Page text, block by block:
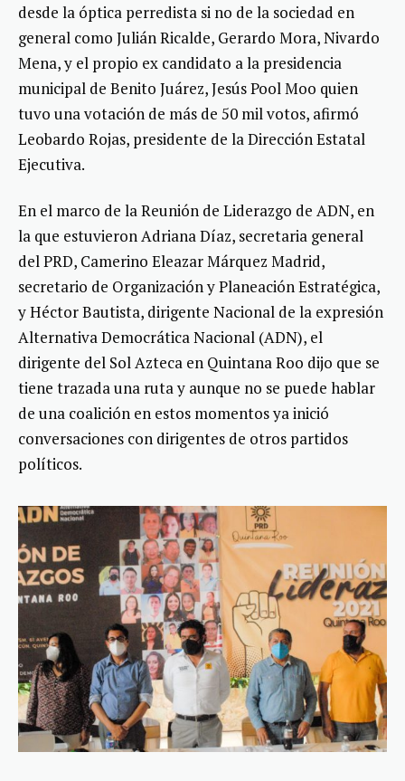
desde la óptica perredista si no de la sociedad en
general como Julián Ricalde, Gerardo Mora, Nivardo
Mena, y el propio ex candidato a la presidencia
municipal de Benito Juárez, Jesús Pool Moo quien
tuvo una votación de más de 50 mil votos, afirmó
Leobardo Rojas, presidente de la Dirección Estatal
Ejecutiva.
En el marco de la Reunión de Liderazgo de ADN, en
la que estuvieron Adriana Díaz, secretaria general
del PRD, Camerino Eleazar Márquez Madrid,
secretario de Organización y Planeación Estratégica,
y Héctor Bautista, dirigente Nacional de la expresión
Alternativa Democrática Nacional (ADN), el
dirigente del Sol Azteca en Quintana Roo dijo que se
tiene trazada una ruta y aunque no se puede hablar
de una coalición en estos momentos ya inició
conversaciones con dirigentes de otros partidos
políticos.